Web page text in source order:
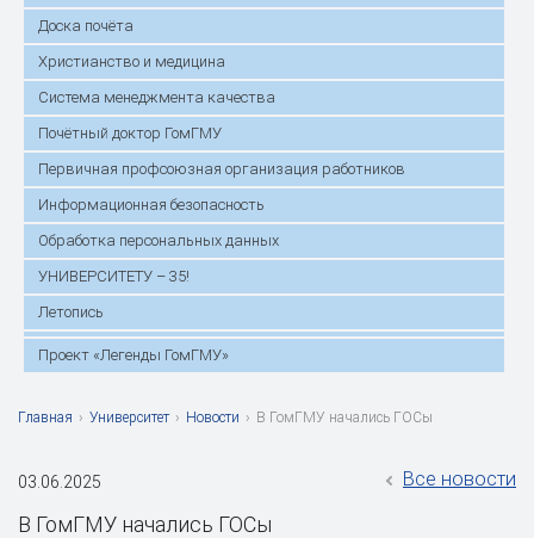
Доска почёта
Христианство и медицина
Система менеджмента качества
Почётный доктор ГомГМУ
Первичная профсоюзная организация работников
Информационная безопасность
Обработка персональных данных
УНИВЕРСИТЕТУ – 35!
Летопись
Проект «Легенды ГомГМУ»
Главная › Университет › Новости › В ГомГМУ начались ГОСы
03.06.2025 Все новости
В ГомГМУ начались ГОСы